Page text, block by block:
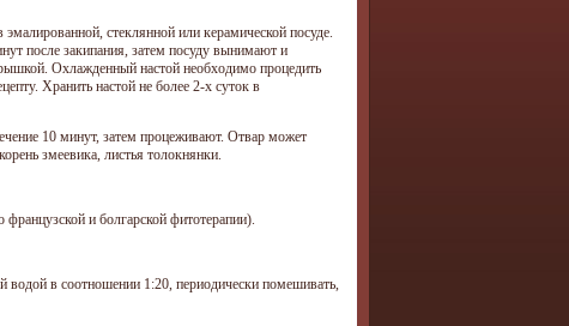
стеклянной или керамической посуде.
после закипания, затем посуду вынимают и
Охлажденный настой необходимо процедить
Хранить настой не более 2-х суток в
10 минут, затем процеживают. Отвар может
змеевика, листья толокнянки.
и болгарской фитотерапии).
водой в соотношении 1:20, периодически помешивать,